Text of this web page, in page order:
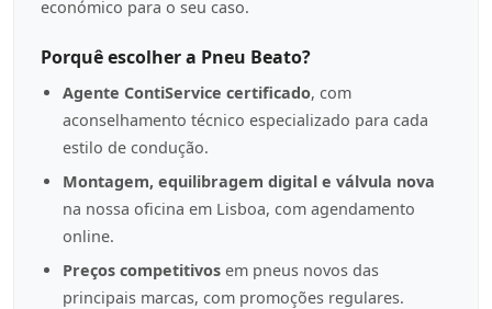
económico para o seu caso.
Porquê escolher a Pneu Beato?
Agente ContiService certificado, com
aconselhamento técnico especializado para cada
estilo de condução.
Montagem, equilibragem digital e válvula nova
na nossa oficina em Lisboa, com agendamento
online.
Preços competitivos em pneus novos das
principais marcas, com promoções regulares.